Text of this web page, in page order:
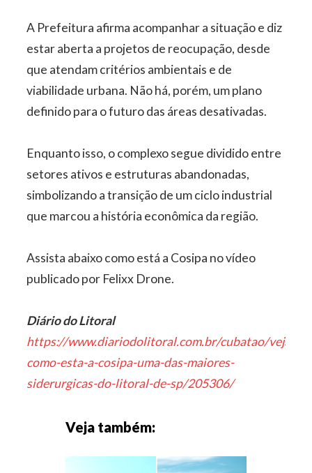
A Prefeitura afirma acompanhar a situação e diz
estar aberta a projetos de reocupação, desde
que atendam critérios ambientais e de
viabilidade urbana. Não há, porém, um plano
definido para o futuro das áreas desativadas.
Enquanto isso, o complexo segue dividido entre
setores ativos e estruturas abandonadas,
simbolizando a transição de um ciclo industrial
que marcou a história econômica da região.
Assista abaixo como está a Cosipa no vídeo
publicado por Felixx Drone.
Diário do Litoral
https://www.diariodolitoral.com.br/cubatao/veja-
como-esta-a-cosipa-uma-das-maiores-
siderurgicas-do-litoral-de-sp/205306/
Veja também: